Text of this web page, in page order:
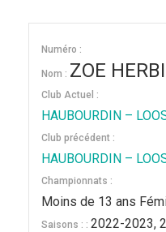
Numéro :
Nom : ZOE
Club Actuel :
HAUBOURDIN –
Club précédent :
HAUBOURDIN –
Championnats :
Moins de 13 ans
Saisons : : 2022-2023,